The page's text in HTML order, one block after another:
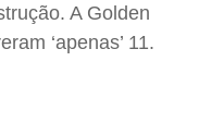
A Golden
‘apenas’ 11.